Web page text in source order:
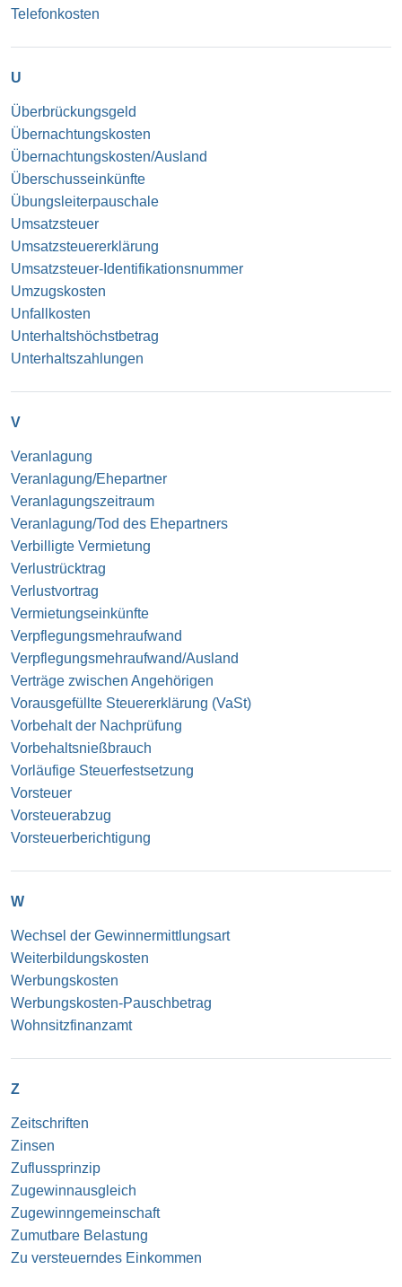
Telefonkosten
U
Überbrückungsgeld
Übernachtungskosten
Übernachtungskosten/Ausland
Überschusseinkünfte
Übungsleiterpauschale
Umsatzsteuer
Umsatzsteuererklärung
Umsatzsteuer-Identifikationsnummer
Umzugskosten
Unfallkosten
Unterhaltshöchstbetrag
Unterhaltszahlungen
V
Veranlagung
Veranlagung/Ehepartner
Veranlagungszeitraum
Veranlagung/Tod des Ehepartners
Verbilligte Vermietung
Verlustrücktrag
Verlustvortrag
Vermietungseinkünfte
Verpflegungsmehraufwand
Verpflegungsmehraufwand/Ausland
Verträge zwischen Angehörigen
Vorausgefüllte Steuererklärung (VaSt)
Vorbehalt der Nachprüfung
Vorbehaltsnießbrauch
Vorläufige Steuerfestsetzung
Vorsteuer
Vorsteuerabzug
Vorsteuerberichtigung
W
Wechsel der Gewinnermittlungsart
Weiterbildungskosten
Werbungskosten
Werbungskosten-Pauschbetrag
Wohnsitzfinanzamt
Z
Zeitschriften
Zinsen
Zuflussprinzip
Zugewinnausgleich
Zugewinngemeinschaft
Zumutbare Belastung
Zu versteuerndes Einkommen